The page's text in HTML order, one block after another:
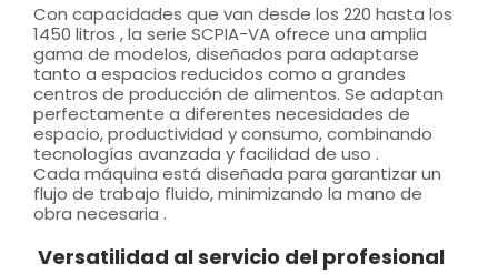
Con capacidades que van desde los 220 hasta los
1450 litros , la serie SCPIA-VA ofrece una amplia
gama de modelos, diseñados para adaptarse
tanto a espacios reducidos como a grandes
centros de producción de alimentos. Se adaptan
perfectamente a diferentes necesidades de
espacio, productividad y consumo, combinando
tecnologías avanzada y facilidad de uso .
Cada máquina está diseñada para garantizar un
flujo de trabajo fluido, minimizando la mano de
obra necesaria .
Versatilidad al servicio del profesional